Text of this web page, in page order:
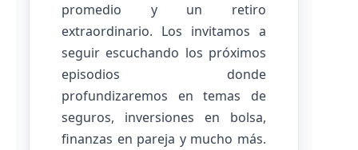
promedio y un retiro
extraordinario. Los invitamos a
seguir escuchando los próximos
episodios donde
profundizaremos en temas de
seguros, inversiones en bolsa,
finanzas en pareja y mucho más.